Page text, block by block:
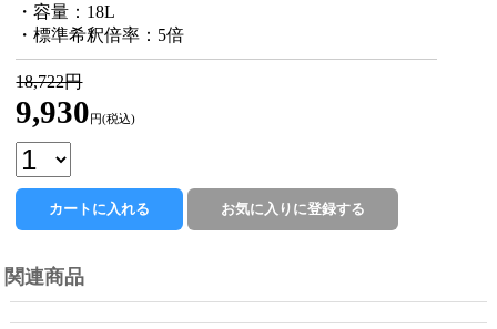
・容量：18L
・標準希釈倍率：5倍
18,722円
9,930 円(税込)
関連商品